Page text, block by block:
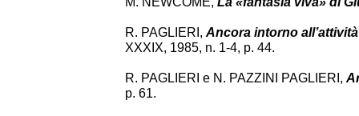
R. PAGLIERI, Ancora intorno
XXXIX, 1985, n. 1-4, p. 44.
R. PAGLIERI e N. PAZZINI PAGLIERI,
p. 61.